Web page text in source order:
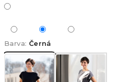
Barva: Černá